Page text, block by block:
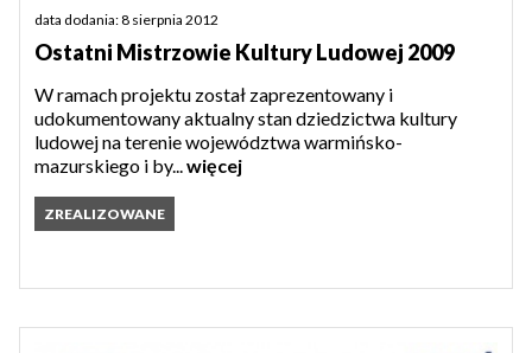
data dodania: 8 sierpnia 2012
Ostatni Mistrzowie Kultury Ludowej 2009
W ramach projektu został zaprezentowany i
udokumentowany aktualny stan dziedzictwa kultury
ludowej na terenie województwa warmińsko-
mazurskiego i by... więcej
ZREALIZOWANE